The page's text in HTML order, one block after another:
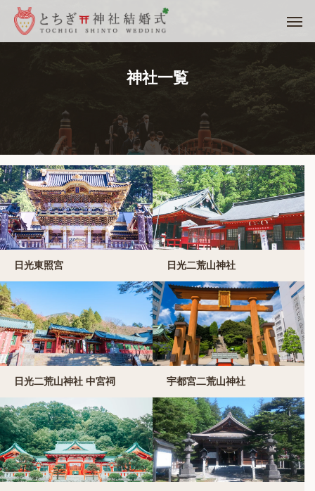
神社一覧
日光東照宮 日光二荒山神社
日光二荒山神社 中宮祠 宇都宮二荒山神社